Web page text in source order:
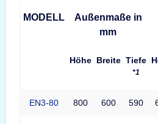
MODELL
Außenmaße in
mm
Höhe Breite Tiefe
*1
EN3-80 800 600 590